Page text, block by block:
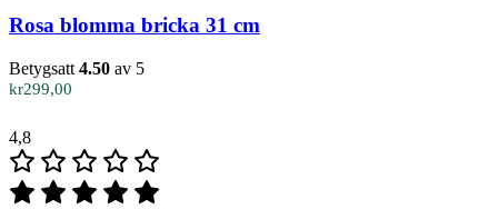
Rosa blomma bricka 31 cm
Betygsatt 4.50 av 5
kr299,00
4,8